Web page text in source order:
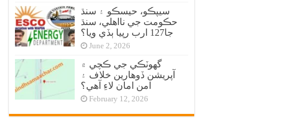
سيپڪو، حيسڪو ۽ سنڌ
حڪومت جي نااهلي، سنڌ
جا127 ارب رپيا ٻڏي ويا؟
June 2, 2026
گهوٽڪي جي ڪچي ۾
آپريشن ڏوهارين خلاف ۽
امن امان لاءِ آهي؟
February 12, 2026